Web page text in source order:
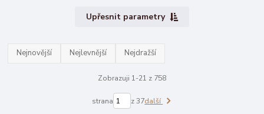
Upřesnit parametry
Nejnovější Nejlevnější Nejdražší
Zobrazuji 1-21 z 758
strana z 37další